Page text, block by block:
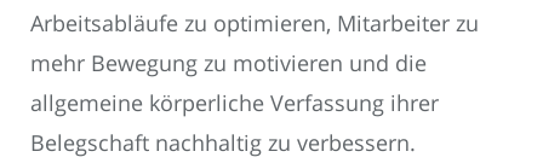
Arbeitsabläufe zu optimieren, Mitarbeiter zu
mehr Bewegung zu motivieren und die
allgemeine körperliche Verfassung ihrer
Belegschaft nachhaltig zu verbessern.